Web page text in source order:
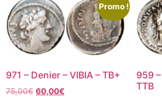
Promo !
971 – Denier – VIBIA – TB+
75,00€ 60,00€
959
TTB